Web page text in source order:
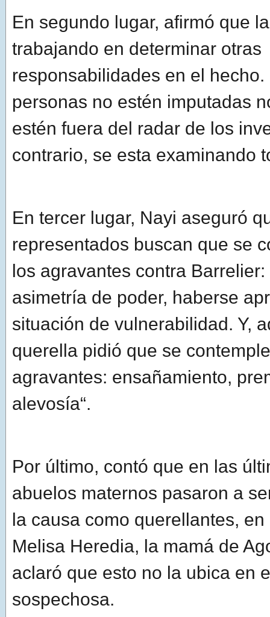
En segundo lugar, afirmó que
trabajando en determinar otras
responsabilidades en el hecho.
personas no estén imputadas
estén fuera del radar de los
contrario, se esta examinando
En tercer lugar, Nayi aseguró
representados buscan que se
los agravantes contra Barrelier:
asimetría de poder, haberse
situación de vulnerabilidad. Y,
querella pidió que se
agravantes: ensañamiento,
alevosía“.
Por último, contó que en las
abuelos maternos pasaron a
la causa como querellantes,
Melisa Heredia, la mamá de
aclaró que esto no la ubica en
sospechosa.